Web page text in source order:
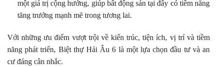
một giá trị cộng hưởng, giúp bất động sản tại đây có tiềm năng
tăng trưởng mạnh mẽ trong tương lai.
Với những ưu điểm vượt trội về kiến trúc, tiện ích, vị trí và tiềm
năng phát triển, Biệt thự Hải Âu 6 là một lựa chọn đầu tư và an
cư đáng cân nhắc.